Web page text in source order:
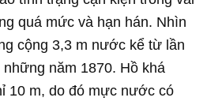
quá mức và hạn hán. Nhìn
cộng 3,3 m nước kể từ lần
năm 1870. Hồ khá
10 m, do đó mực nước có